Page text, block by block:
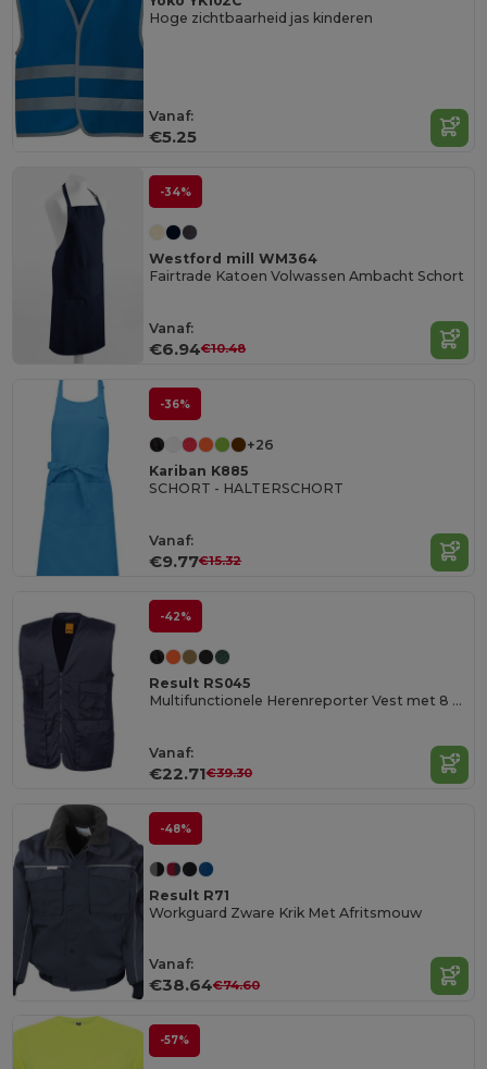
Hoge zichtbaarheid jas kinderen
Vanaf:
€5.25
-34%
Westford mill WM364
Fairtrade Katoen Volwassen Ambacht Schort
Vanaf:
€6.94€10.48
-36%
+26
Kariban K885
SCHORT - HALTERSCHORT
Vanaf:
€9.77€15.32
-42%
Result RS045
Multifunctionele Herenreporter Vest met 8 Vakken
Vanaf:
€22.71€39.30
-48%
Result R71
Workguard Zware Krik Met Afritsmouw
Vanaf:
€38.64€74.60
-57%